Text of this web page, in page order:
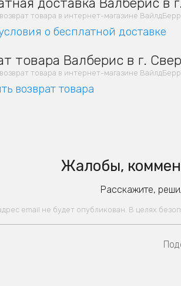
доставка Валберис в
товара в интернет-магазине
о бесплатной доставке
товара Валберис в г.
товара в интернет-магазине
возврат товара
Жалобы,
Расскажите,
email не будет опубликован. В целях